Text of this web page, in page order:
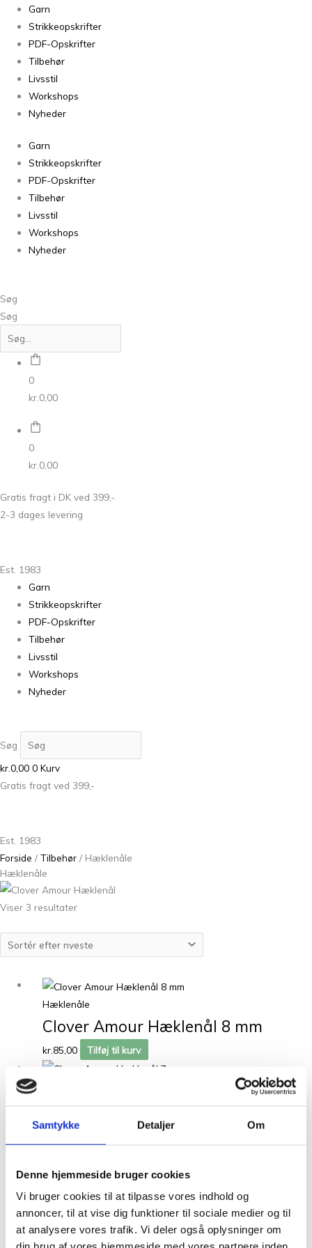
Samtykke Detaljer Om
Denne hjemmeside bruger cookies
Vi bruger cookies til at tilpasse vores indhold og
annoncer, til at vise dig funktioner til sociale medier og til
at analysere vores trafik. Vi deler også oplysninger om
Garn
Strikkeopskrifter
PDF-Opskrifter
Tilbehør
Livsstil
Workshops
Nyheder
Garn
Strikkeopskrifter
PDF-Opskrifter
Tilbehør
Livsstil
Workshops
Nyheder
Søg
Søg
0
kr. 0,00
0
kr. 0,00
Gratis fragt i DK ved 399,-
2-3 dages levering
Est. 1983
Garn
Strikkeopskrifter
PDF-Opskrifter
Tilbehør
Livsstil
Workshops
Nyheder
Søg
kr.0,00 0 Kurv
Gratis fragt ved 399,-
Est. 1983
Forside / Tilbehør / Hæklenåle
Hæklenåle
Viser 3 resultater
efter
seneste
Hæklenåle
Clover Amour Hæklenål 8 mm
kr.85,00 Tilføj til kurv
Clover Amour Hæklenål 7 mm
kr.85,00 Tilføj til kurv